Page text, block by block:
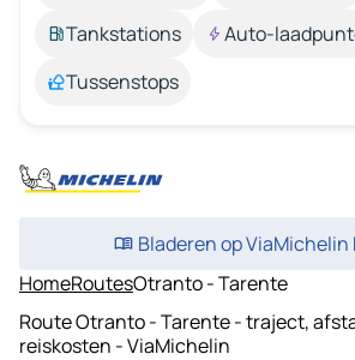
Tankstations
Auto-
Tussenstops
Bladeren op ViaMichelin
HomeRoutesOtranto - Tarente
Route Otranto - Tarente - traject,
reiskosten - ViaMichelin